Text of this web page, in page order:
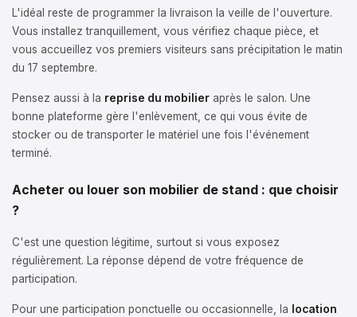
L'idéal reste de programmer la livraison la veille de l'ouverture.
Vous installez tranquillement, vous vérifiez chaque pièce, et
vous accueillez vos premiers visiteurs sans précipitation le matin
du 17 septembre.
Pensez aussi à la reprise du mobilier après le salon. Une
bonne plateforme gère l'enlèvement, ce qui vous évite de
stocker ou de transporter le matériel une fois l'événement
terminé.
Acheter ou louer son mobilier de stand : que choisir
?
C'est une question légitime, surtout si vous exposez
régulièrement. La réponse dépend de votre fréquence de
participation.
Pour une participation ponctuelle ou occasionnelle, la
location